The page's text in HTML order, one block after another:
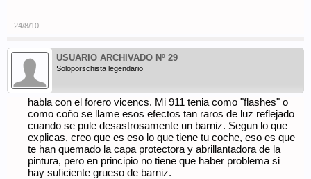
24/8/10
USUARIO ARCHIVADO Nº 29
Soloporschista legendario
habla con el forero vicencs. Mi 911 tenia como "flashes" o
como coño se llame esos efectos tan raros de luz reflejado
cuando se pule desastrosamente un barniz. Segun lo que
explicas, creo que es eso lo que tiene tu coche, eso es que
te han quemado la capa protectora y abrillantadora de la
pintura, pero en principio no tiene que haber problema si
hay suficiente grueso de barniz.